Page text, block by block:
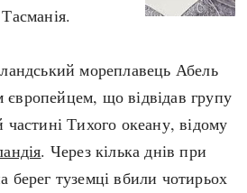
мореплавець Абель
що відвідав групу
частині Тихого океану, відому
. Через кілька днів при
берег туземці вбили чотирьох